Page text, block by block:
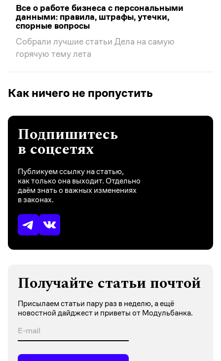
Все о работе бизнеса с персональными
данными: правила, штрафы, утечки,
спорные вопросы
Собрали лучшие статьи Дела на самую
горячую тему лета
Как ничего не пропустить
Подпишитесь
в соцсетях
Публикуем ссылку на статью,
как только она выходит. Отдельно
даём знать о важных изменениях
в законах.
Получайте статьи почтой
Присылаем статьи пару раз в неделю, а ещё
новостной дайджест и приветы от Модульбанка.